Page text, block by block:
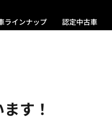
ラインナップ 認定中古車
す！